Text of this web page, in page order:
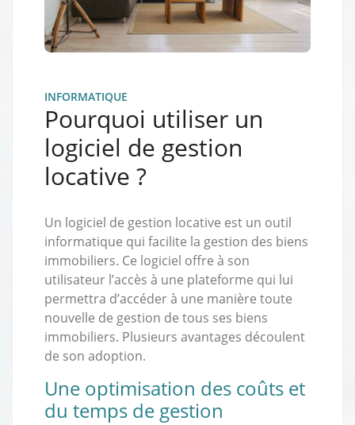
INFORMATIQUE
Pourquoi utiliser un
logiciel de gestion
locative ?
Un logiciel de gestion locative est un outil
informatique qui facilite la gestion des biens
immobiliers. Ce logiciel offre à son
utilisateur l’accès à une plateforme qui lui
permettra d’accéder à une manière toute
nouvelle de gestion de tous ses biens
immobiliers. Plusieurs avantages découlent
de son adoption.
Une optimisation des coûts et
du temps de gestion